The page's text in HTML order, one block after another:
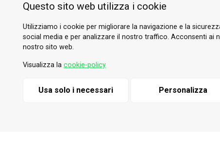
Questo sito web utilizza i cookie
Utilizziamo i cookie per migliorare la navigazione e la
social media e per analizzare il nostro traffico. Acconsenti ai
nostro sito web.
Visualizza la cookie-policy
Usa solo i necessari Personalizza